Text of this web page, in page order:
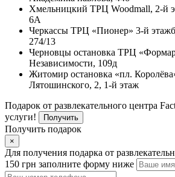
Хмельницкий ТРЦ Woodmall, 2-й
6А
Черкассы ТРЦ «Пионер» 3-й этаж
274/13
Черновцы остановка ТРЦ
Независимости, 109д
Житомир остановка «пл.
Лятошинского, 2, 1-й этаж
Подарок от развлекательного центра
услуги!
Получить
Получить подарок
×
Для получения подарка от
150 грн заполните форму ниже